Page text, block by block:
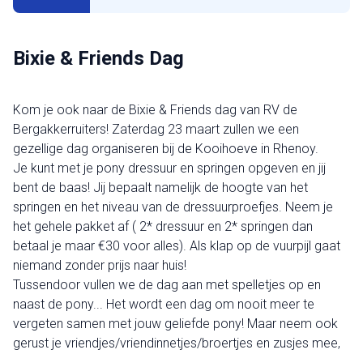
Bixie & Friends Dag
Kom je ook naar de Bixie & Friends dag van RV de
Bergakkerruiters! Zaterdag 23 maart zullen we een
gezellige dag organiseren bij de Kooihoeve in Rhenoy.
Je kunt met je pony dressuur en springen opgeven en jij
bent de baas! Jij bepaalt namelijk de hoogte van het
springen en het niveau van de dressuurproefjes. Neem je
het gehele pakket af ( 2* dressuur en 2* springen dan
betaal je maar €30 voor alles). Als klap op de vuurpijl gaat
niemand zonder prijs naar huis!
Tussendoor vullen we de dag aan met spelletjes op en
naast de pony... Het wordt een dag om nooit meer te
vergeten samen met jouw geliefde pony! Maar neem ook
gerust je vriendjes/vriendinnetjes/broertjes en zusjes mee,